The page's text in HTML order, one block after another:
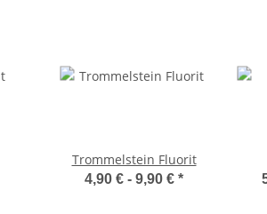
Trommelstein Fluorit
4,90 € - 9,90 € *